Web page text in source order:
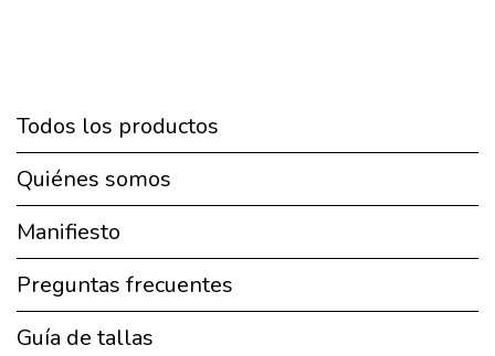
Todos los productos
Quiénes somos
Manifiesto
Preguntas frecuentes
Guía de tallas